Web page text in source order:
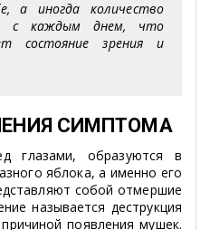
а иногда количество
с каждым днем, что
состояние зрения и
СИМПТОМА
глазами, образуются в
яблока, а именно его
собой отмершие
называется деструкция
появления мушек.